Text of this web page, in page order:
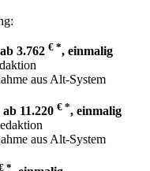
3.762 € *, einmalig
aus Alt-System
11.220 € *, einmalig
aus Alt-System
*